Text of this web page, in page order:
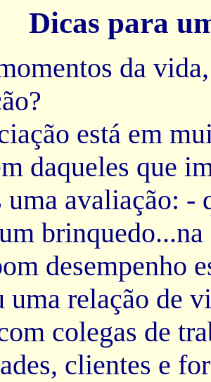
Dicas para
da
está em
daqueles que
uma avaliação: -
desempenho
uma relação de
colegas de
clientes e